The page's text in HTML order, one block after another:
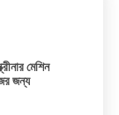
মেশিন
জন্য